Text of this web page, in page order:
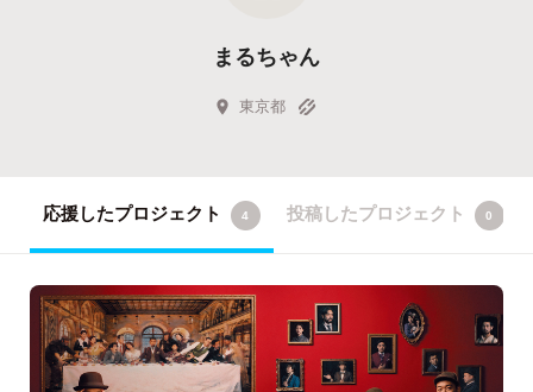
まるちゃん
東京都
応援したプロジェクト 4 投稿したプロジェクト 0